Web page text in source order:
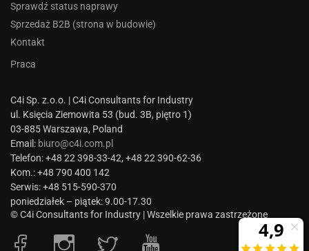
Sprawdź status naprawy
Sprzedaż B2B (strona w budowie)
Kontakt
Praca
C4i Sp. z.o.o. | C4i Consultants for Industry
ul. Księcia Ziemowita 53 (bud. 3B, piętro 1)
03-885 Warszawa, Poland
Email: biuro@c4i.com.pl
Telefon: +48 22 398-33-42, +48 22 390-62-36
Kom.: +48 790 400 142
Serwis: +48 515-590-370
poniedziałek – piątek: 9.00-17.30
© C4i Consultants for Industry | Wszelkie prawa zastrzeżone